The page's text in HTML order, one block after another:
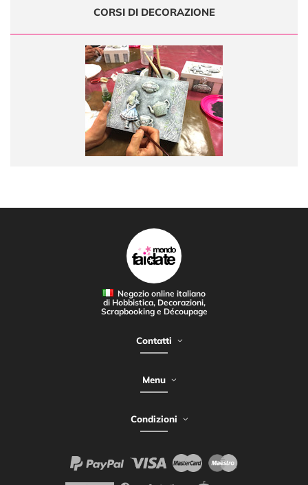
CORSI DI DECORAZIONE
Negozio online italiano
di Hobbistica, Decorazioni,
Scrapbooking e Découpage
Contatti
Menu
Condizioni